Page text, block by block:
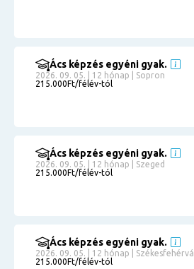
Ács képzés egyéni gyak.
2026. 09. 05. | 12 hónap | Sopron
215.000Ft/félév-tól
Ács képzés egyéni gyak.
2026. 09. 05. | 12 hónap | Szeged
215.000Ft/félév-tól
Ács képzés egyéni gyak.
2026. 09. 05. | 12 hónap |
215.000Ft/félév-tól